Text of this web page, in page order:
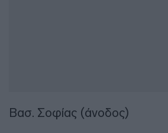
Βασ. Σοφίας (άνοδος)